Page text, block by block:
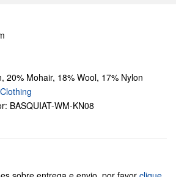
20% Mohair, 18% Wool, 17% Nylon
Clothing
BASQUIAT-WM-KN08